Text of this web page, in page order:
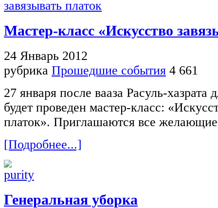
Мастер-класс «Искусство
24 Январь 2012
рубрика Прошедшие события 4 661
27 января после вааза Расуль-хазрата
будет проведен мастер-класс:
платок». Приглашаются все
[Подробнее...]
Генеральная уборка